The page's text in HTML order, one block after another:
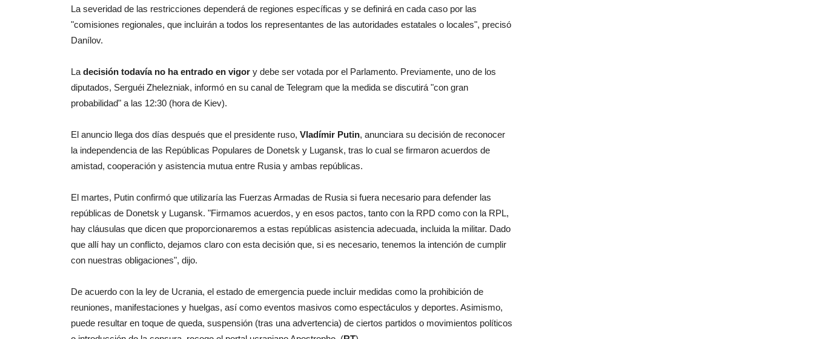
La severidad de las restricciones dependerá de regiones específicas y se definirá en cada caso por las
"comisiones regionales, que incluirán a todos los representantes de las autoridades estatales o locales", precisó
Danílov.
La decisión todavía no ha entrado en vigor y debe ser votada por el Parlamento. Previamente, uno de los
diputados, Serguéi Zhelezniak, informó en su canal de Telegram que la medida se discutirá "con gran
probabilidad" a las 12:30 (hora de Kiev).
El anuncio llega dos días después que el presidente ruso, Vladímir Putin, anunciara su decisión de reconocer
la independencia de las Repúblicas Populares de Donetsk y Lugansk, tras lo cual se firmaron acuerdos de
amistad, cooperación y asistencia mutua entre Rusia y ambas repúblicas.
El martes, Putin confirmó que utilizaría las Fuerzas Armadas de Rusia si fuera necesario para defender las
repúblicas de Donetsk y Lugansk. "Firmamos acuerdos, y en esos pactos, tanto con la RPD como con la RPL,
hay cláusulas que dicen que proporcionaremos a estas repúblicas asistencia adecuada, incluida la militar. Dado
que allí hay un conflicto, dejamos claro con esta decisión que, si es necesario, tenemos la intención de cumplir
con nuestras obligaciones", dijo.
De acuerdo con la ley de Ucrania, el estado de emergencia puede incluir medidas como la prohibición de
reuniones, manifestaciones y huelgas, así como eventos masivos como espectáculos y deportes. Asimismo,
puede resultar en toque de queda, suspensión (tras una advertencia) de ciertos partidos o movimientos políticos